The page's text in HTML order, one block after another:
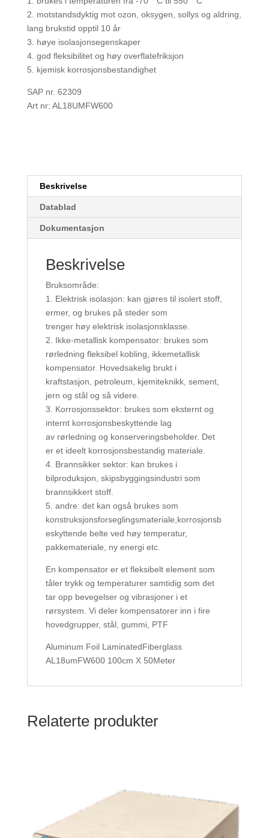
2. motstandsdyktig mot ozon, oksygen, sollys og aldring,
lang brukstid opptil 10 år
3. høye isolasjonsegenskaper
4. god fleksibilitet og høy overflatefriksjon
5. kjemisk korrosjonsbestandighet
SAP nr. 62309
Art nr: AL18UMFW600
Beskrivelse
Datablad
Dokumentasjon
Beskrivelse
Bruksområde:
1. Elektrisk isolasjon: kan gjøres til isolert stoff,
ermer, og brukes på steder som
trenger høy elektrisk isolasjonsklasse.
2. Ikke-metallisk kompensator: brukes som
rørledning fleksibel kobling, ikkemetallisk
kompensator. Hovedsakelig brukt i
kraftstasjon, petroleum, kjemiteknikk, sement,
jern og stål og så videre.
3. Korrosjonssektor: brukes som eksternt og
internt korrosjonsbeskyttende lag
av rørledning og konserveringsbeholder. Det
er et ideelt korrosjonsbestandig materiale.
4. Brannsikker sektor: kan brukes i
bilproduksjon, skipsbyggingsindustri som
brannsikkert stoff.
5. andre: det kan også brukes som
konstruksjonsforseglingsmateriale,korrosjonsb
eskyttende belte ved høy temperatur,
pakkemateriale, ny energi etc.
En kompensator er et fleksibelt element som
tåler trykk og temperaturer samtidig som det
tar opp bevegelser og vibrasjoner i et
rørsystem. Vi deler kompensatorer inn i fire
hovedgrupper, stål, gummi, PTF
Aluminum Foil LaminatedFiberglass
AL18umFW600 100cm X 50Meter
Relaterte produkter